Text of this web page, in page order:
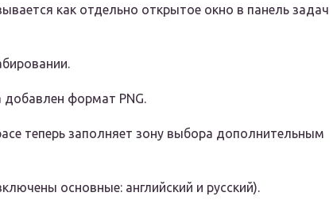
как отдельно открытое окно в панель задач
формат PNG.
теперь заполняет зону выбора дополнительным
основные: английский и русский).